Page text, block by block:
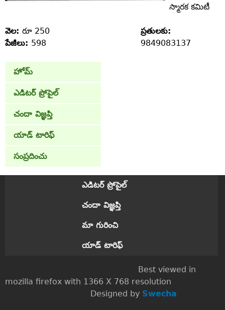
స్మారక కమిటీ
వెల: రూ 250
పేజీలు: 598
ప్రతులకు:
9849083137
హోమ్
ఎడిటర్ ప్రోపైల్
చందా విజ్ఞప్తి
యాడ్ టారిఫ్
సంప్రదించు
ఎడిటర్ ప్రోపైల్
చందా విజ్ఞప్తి
మా గురించి
యాడ్ టారిఫ్
Best viewed in
mozilla firefox with 1366 X 768 resolution
Designed by Swecha